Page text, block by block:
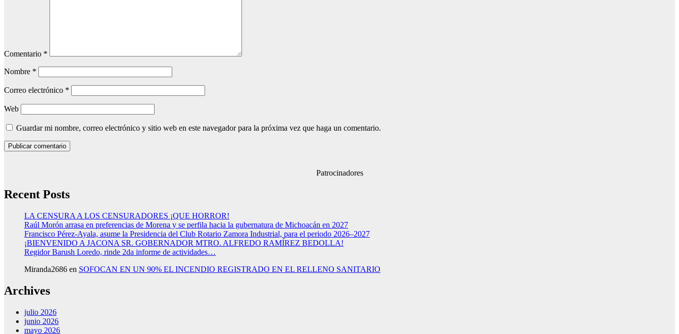
Comentario *
Nombre *
Correo electrónico *
Web
Guardar mi nombre, correo electrónico y sitio web en este navegador para la próxima vez que haga un comentario.
Patrocinadores
Recent Posts
LA CENSURA A LOS CENSURADORES ¡QUE HORROR!
Raúl Morón arrasa en preferencias de Morena y se perfila hacia la gubernatura de Michoacán en 2027
Francisco Pérez-Ayala, asume la Presidencia del Club Rotario Zamora Industrial, para el periodo 2026–2027
¡BIENVENIDO A JACONA SR. GOBERNADOR MTRO. ALFREDO RAMÍREZ BEDOLLA!
Regidor Barush Loredo, rinde 2da informe de actividades…
Miranda2686 en SOFOCAN EN UN 90% EL INCENDIO REGISTRADO EN EL RELLENO SANITARIO
Archives
julio 2026
junio 2026
mayo 2026